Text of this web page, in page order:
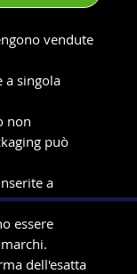
vendute
a singola
non
può
a
essere
dell'esatta